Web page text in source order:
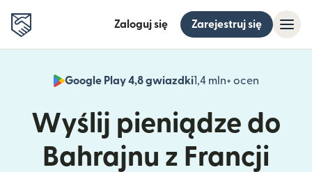
Zaloguj się Zarejestruj się
Google Play 4,8 gwiazdki1,4 mln+ ocen
(otwiera
Wyślij pieniądze do
Bahrajnu z Francji